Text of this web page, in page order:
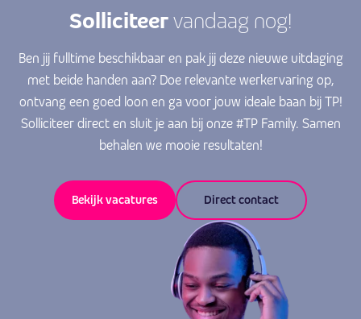
Solliciteervandaag nog!
Ben jij fulltime beschikbaar en pak jij deze nieuwe uitdaging
met beide handen aan? Doe relevante werkervaring op,
ontvang een goed loon en ga voor jouw ideale baan bij TP!
Solliciteer direct en sluit je aan bij onze #TP Family. Samen
behalen we mooie resultaten!
Bekijk vacatures Direct contact